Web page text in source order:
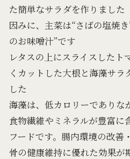
た簡単なサラダを作りました
因みに、主菜は“さばの塩焼
のお味噌汁”です
レタスの上にスライスしたト
くカットした大根と海藻サラ
した
海藻は、低カロリーでありな
食物繊維やミネラルが豊富に
フードです。腸内環境の改善
骨の健康維持に優れた効果が